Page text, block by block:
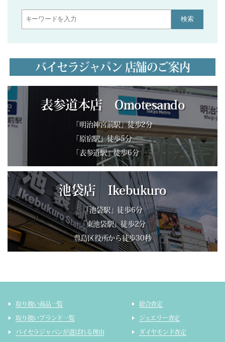
検索
バイセラジャパン 店舗のご案内
表参道本店 Omotesando
「明治神宮前駅」徒歩2分
「原宿駅」徒歩5分
「表参道駅」徒歩6分
池袋店 Ikebukuro
「池袋駅」徒歩6分
「東池袋駅」徒歩2分
豊島区役所から徒歩30秒
取り扱い商品一覧
取り扱いブランド一覧
バイセラジャパンが選ばれる理由
総合査定
ジュエリー査定
ダイヤモンド査定